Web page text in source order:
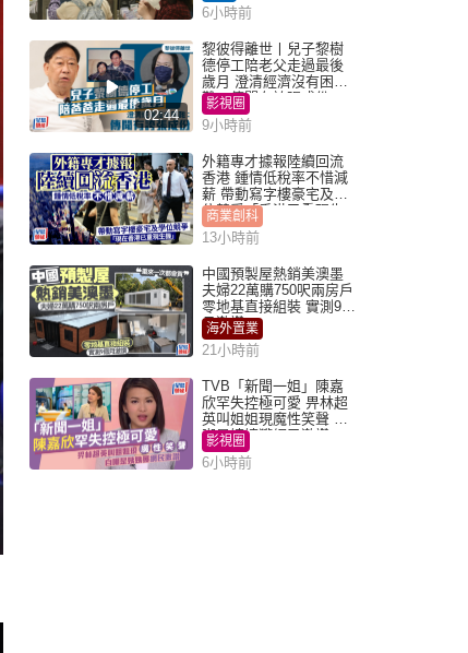
6小時前
02:44
黎彼得離世丨兒子黎樹
德停工陪老父走過最後
歲月 澄清經濟沒有困
難：傳聞有誇張成份
影視圈
9小時前
外籍專才據報陸續回流
香港 鍾情低稅率不惜減
薪 帶動寫字樓豪宅及學
位競爭「香港已重現生
機」
商業創科
13小時前
中國預製屋熱銷美澳墨
夫婦22萬購750呎兩房戶
零地基直接組裝 實測9個
月激讚
海外置業
21小時前
TVB「新聞一姐」陳嘉
欣罕失控極可愛 畀林超
英叫姐姐現魔性笑聲 自
嘲是姨姨獲網民激讚
影視圈
6小時前